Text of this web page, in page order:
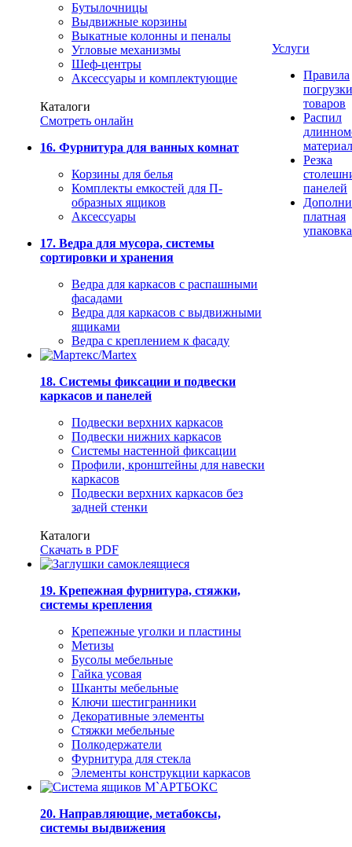
Бутылочницы
Выдвижные корзины
Выкатные колонны и пеналы
Угловые механизмы
Шеф-центры
Аксессуары и комплектующие
Каталоги
Смотреть онлайн
16. Фурнитура для ванных комнат
Корзины для белья
Комплекты емкостей для П-
образных ящиков
Аксессуары
17. Ведра для мусора, системы
сортировки и хранения
Ведра для каркасов с распашными
фасадами
Ведра для каркасов с выдвижными
ящиками
Ведра с креплением к фасаду
18. Системы фиксации и подвески
каркасов и панелей
Подвески верхних каркасов
Подвески нижних каркасов
Системы настенной фиксации
Профили, кронштейны для навески
каркасов
Подвески верхних каркасов без
задней стенки
Каталоги
Скачать в PDF
19. Крепежная фурнитура, стяжки,
системы крепления
Крепежные уголки и пластины
Метизы
Бусолы мебельные
Гайка усовая
Шканты мебельные
Ключи шестигранники
Декоративные элементы
Стяжки мебельные
Полкодержатели
Фурнитура для стекла
Элементы конструкции каркасов
20. Направляющие, метабоксы,
системы выдвижения
Услуги
Правила
погрузки
товаров
Распил
Резка
панелей
платная
упаковка